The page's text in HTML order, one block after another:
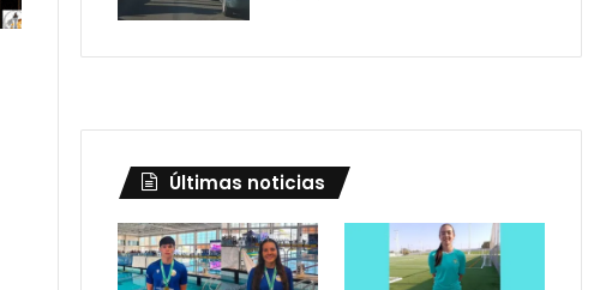
Últimas noticias